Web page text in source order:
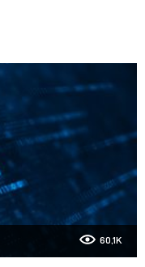
60,1K